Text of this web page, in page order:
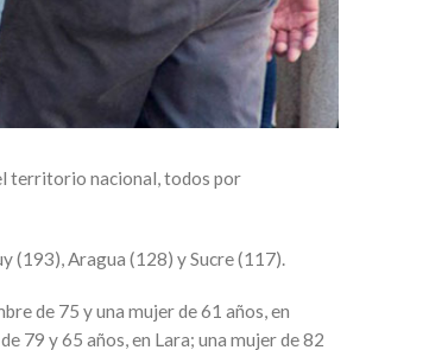
territorio nacional, todos por
(193), Aragua (128) y Sucre (117).
de 75 y una mujer de 61 años, en
79 y 65 años, en Lara; una mujer de 82